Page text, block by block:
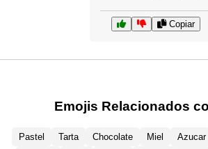
Copiar
Emojis Relacionados
Pastel Tarta Chocolate Miel Azucar